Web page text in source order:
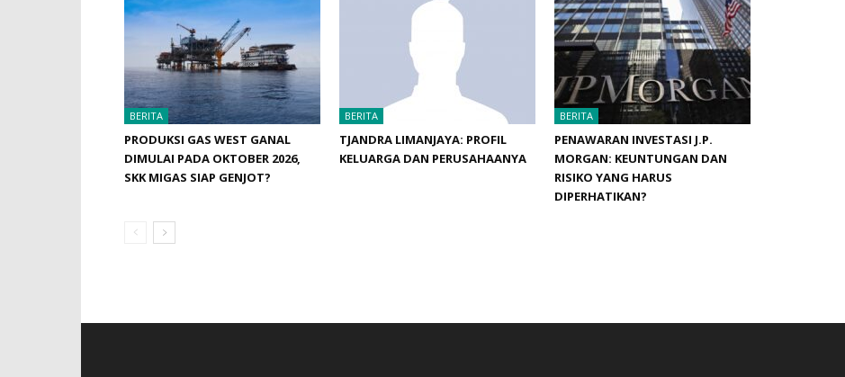
BERITA
PRODUKSI GAS WEST GANAL
DIMULAI PADA OKTOBER 2026,
SKK MIGAS SIAP GENJOT?
BERITA
TJANDRA LIMANJAYA: PROFIL
KELUARGA DAN PERUSAHAANYA
BERITA
PENAWARAN INVESTASI J.P.
MORGAN: KEUNTUNGAN DAN
RISIKO YANG HARUS
DIPERHATIKAN?